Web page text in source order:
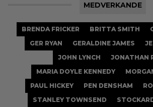
MEDVERKANDE
BRENDA FRICKER BRITTA SMITH
GER RYAN
GERALDINE JAMES
JOHN LYNCH
JONATHAN
MARIA DOYLE KENNEDY
PAUL HICKEY
PEN DENSHAM
STANLEY TOWNSEND